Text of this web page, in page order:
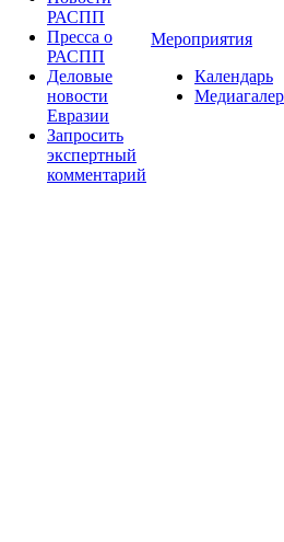
РАСПП
Пресса о
РАСПП
Деловые
новости
Евразии
Запросить
экспертный
комментарий
Мероприятия
Календарь